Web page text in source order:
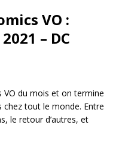
VO :
– DC
VO du mois et on termine
chez tout le monde. Entre
le retour d’autres, et